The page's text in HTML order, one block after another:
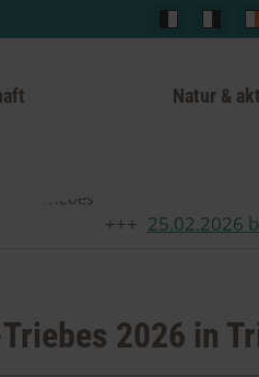
Natur &
in Triebes
25.​02.​2026 bis
2026 in